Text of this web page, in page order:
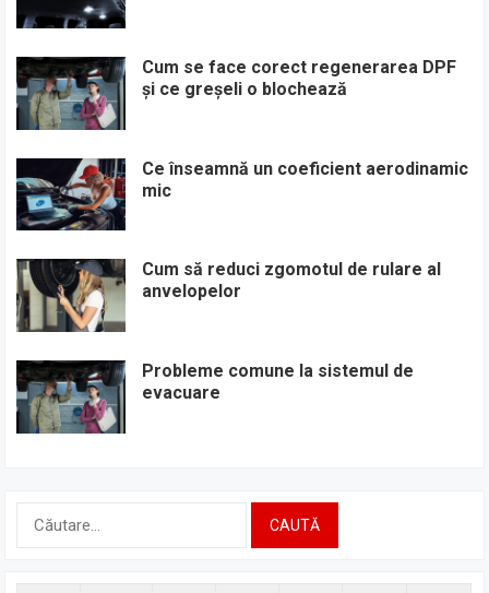
Cum se face corect regenerarea DPF
și ce greșeli o blochează
Ce înseamnă un coeficient aerodinamic
mic
Cum să reduci zgomotul de rulare al
anvelopelor
Probleme comune la sistemul de
evacuare